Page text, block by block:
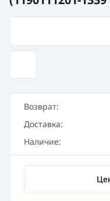
Возврат:
Доставка:
Наличие: